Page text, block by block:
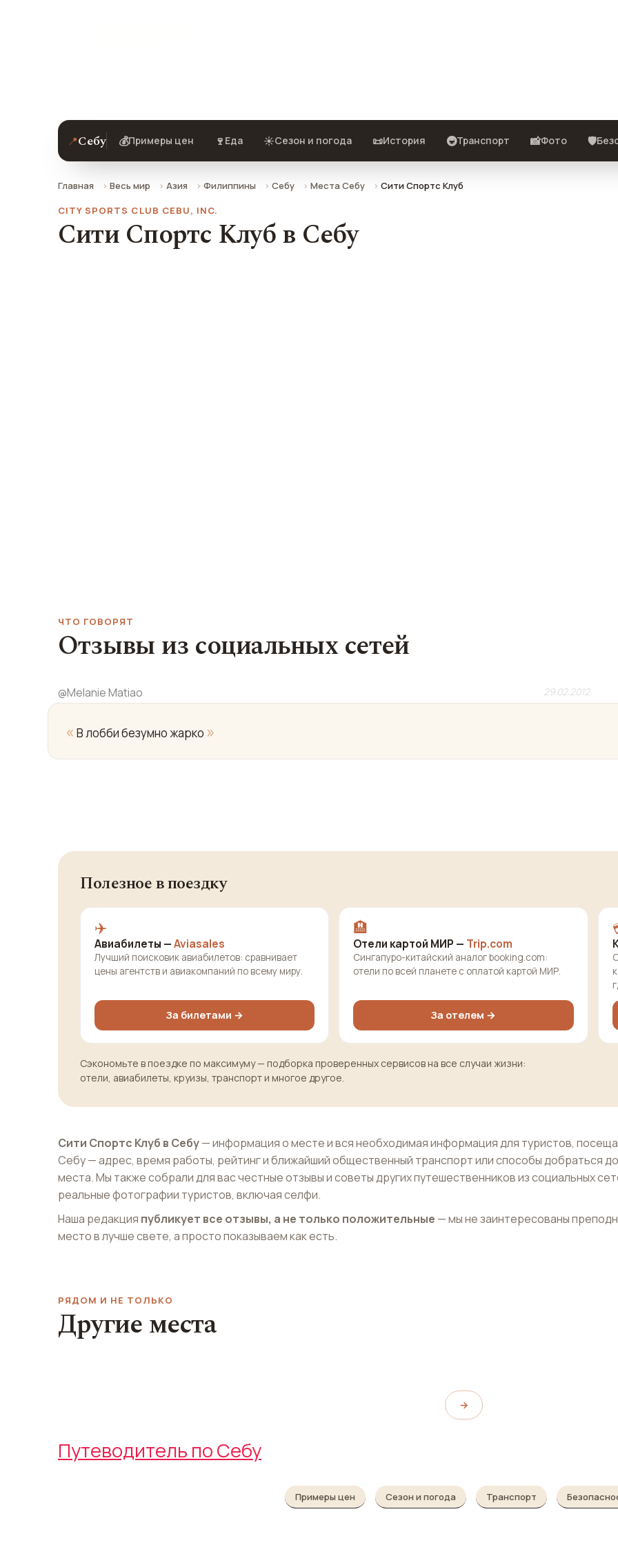
📍Себу 💰Примеры цен 🍷 Еда ☀️Сезон и погода 📜История 🚇Транспорт 📸Фото 🛡️
Главная Весь мир Азия Филиппины Себу Места Себу
Сити Спортс Клуб
CITY SPORTS CLUB CEBU, INC.
Сити Спортс Клуб в Себу
ЧТО ГОВОРЯТ
Отзывы из социальных сетей
@Melanie Matiao 29.02.2012
« В лобби безумно жарко »
Полезное в поездку
✈️
Авиабилеты —Aviasales
Лучший поисковик авиабилетов: сравнивает
цены агентств и авиакомпаний по всему миру.
За билетами →
🏨
Отели картой МИР — Trip.com
Сингапуро-китайский аналог booking.com:
отели по всей планете с оплатой картой МИР.
За отелем →
Сэкономьте в поездке по максимуму — подборка проверенных сервисов на все случаи жизни:
отели, авиабилеты, круизы, транспорт и многое другое.
Сити Спортс Клуб в Себу— информация о месте и вся необходимая информация для туристов,
Себу — адрес, время работы, рейтинг и ближайший общественный транспорт или способы добраться до
места. Мы также собрали для вас честные отзывы и советы других путешественников из социальных
реальные фотографии туристов, включая селфи.
Наша редакция публикует все отзывы, а не только положительные — мы не заинтересованы
место в лучше свете, а просто показываем как есть.
РЯДОМ И НЕ ТОЛЬКО
Другие места
Базилика Минор дель
Санто Ниньо
→
Путеводитель по Себу
Примеры цен Сезон и погода Транспорт